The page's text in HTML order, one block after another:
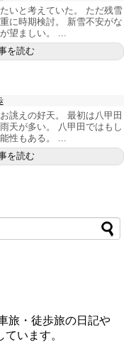
いと考えていた。 ただ残雪
に時期検討。 新雪不安がな
望ましい。 ...
を読む
誂えの好天。 最初は八甲田
天が多い。 八甲田ではもし
性もある。 ...
を読む
旅・徒歩旅の日記や
います。